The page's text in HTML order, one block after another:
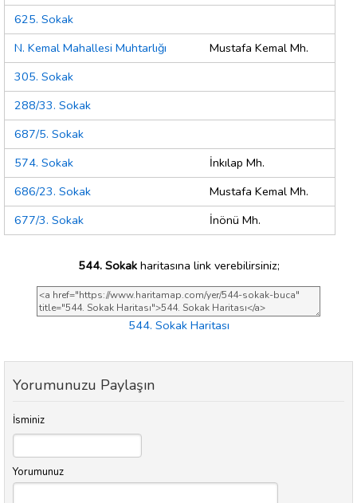
625. Sokak
N. Kemal Mahallesi Muhtarlığı
Mustafa Kemal Mh.
305. Sokak
288/33. Sokak
687/5. Sokak
574. Sokak
İnkılap Mh.
686/23. Sokak
Mustafa Kemal Mh.
677/3. Sokak
İnönü Mh.
544. Sokakharitasına link verebilirsiniz;
544. Sokak Haritası
Yorumunuzu Paylaşın
İsminiz
Yorumunuz